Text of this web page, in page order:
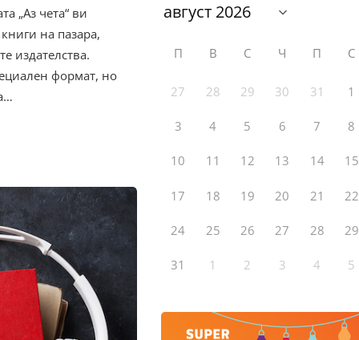
„Аз чета“ ви
на пазара,
издателства.
формат, но
П В С Ч П С
27 28 29 30 31 1
3 4 5 6 7 8
10 11 12 13 14 15
17 18 19 20 21 22
24 25 26 27 28 29
31 1 2 3 4 5